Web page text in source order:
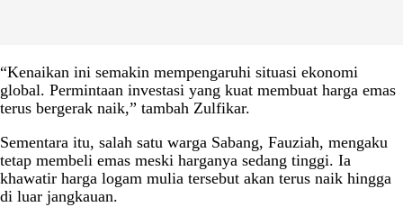
“Kenaikan ini semakin mempengaruhi situasi ekonomi
global. Permintaan investasi yang kuat membuat harga emas
terus bergerak naik,” tambah Zulfikar.
Sementara itu, salah satu warga Sabang, Fauziah, mengaku
tetap membeli emas meski harganya sedang tinggi. Ia
khawatir harga logam mulia tersebut akan terus naik hingga
di luar jangkauan.